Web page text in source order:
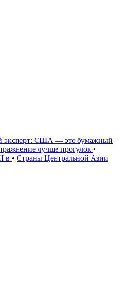
эксперт: США — это бумажный
лучше прогулок •
в • Страны Центральной Азии